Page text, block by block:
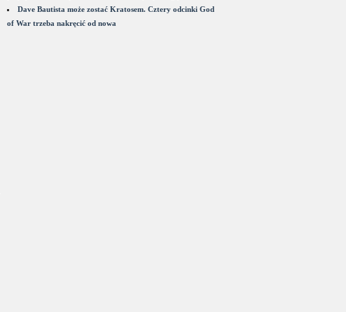
Dave Bautista może zostać Kratosem. Cztery odcinki God
of War trzeba nakręcić od nowa